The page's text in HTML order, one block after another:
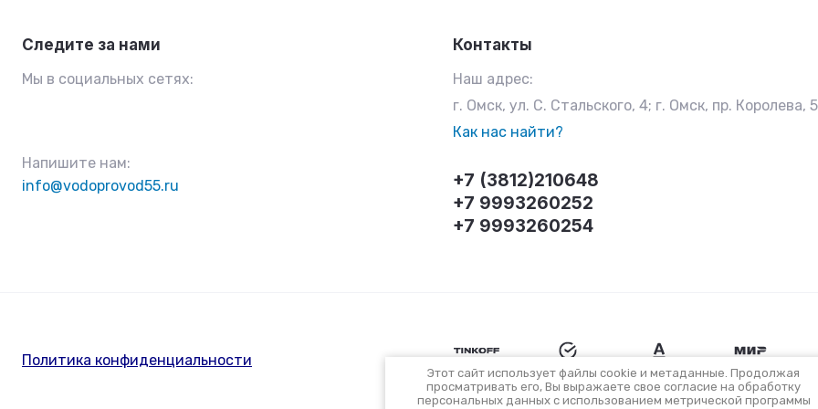
Следите за нами
Мы в социальных сетях:
Напишите нам:
info@vodoprovod55.ru
Контакты
Наш адрес:
г. Омск, ул. С. Стальского, 4; г. Омск, пр. Королева,
Как нас найти?
+7 (3812)210648
+7 9993260252
+7 9993260254
Политика конфиденциальности
Этот сайт использует файлы cookie и метаданные. Продолжая
просматривать его, Вы выражаете свое согласие на обработку
персональных данных с использованием метрической программы